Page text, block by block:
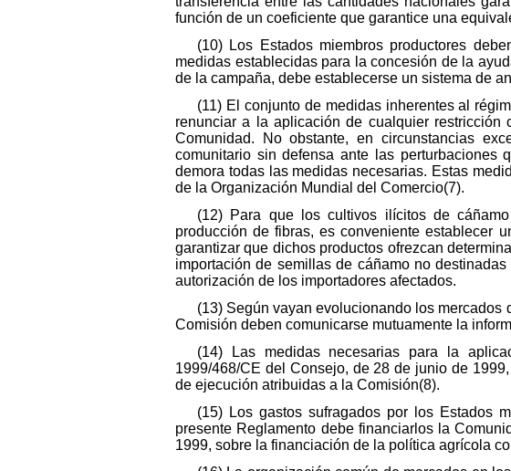
función de un coeficiente que garantice una
(10) Los Estados miembros productores
medidas establecidas para la concesión de la
de la campaña, debe establecerse un sistema de
(11) El conjunto de medidas inherentes al
renunciar a la aplicación de cualquier
Comunidad. No obstante, en circunstancias
comunitario sin defensa ante las perturbaciones
demora todas las medidas necesarias. Estas
de la Organización Mundial del Comercio(7).
(12) Para que los cultivos ilícitos de
producción de fibras, es conveniente establecer
garantizar que dichos productos ofrezcan
importación de semillas de cáñamo no
autorización de los importadores afectados.
(13) Según vayan evolucionando los
Comisión deben comunicarse mutuamente la
(14) Las medidas necesarias para la
1999/468/CE del Consejo, de 28 de junio de
de ejecución atribuidas a la Comisión(8).
(15) Los gastos sufragados por los Estados
presente Reglamento debe financiarlos la
1999, sobre la financiación de la política agrícola